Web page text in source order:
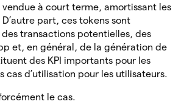
vendue à court terme, amortissant les
part, ces tokens sont
transactions potentielles, des
et, en général, de la génération de
des KPI importants pour les
cas d’utilisation pour les utilisateurs.
le cas.